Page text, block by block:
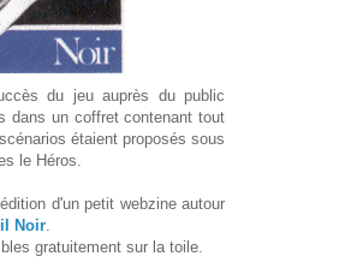
du jeu auprès du public
dans un coffret contenant tout
étaient proposés sous
le Héros.
d'un petit webzine autour
Noir.
gratuitement sur la toile.